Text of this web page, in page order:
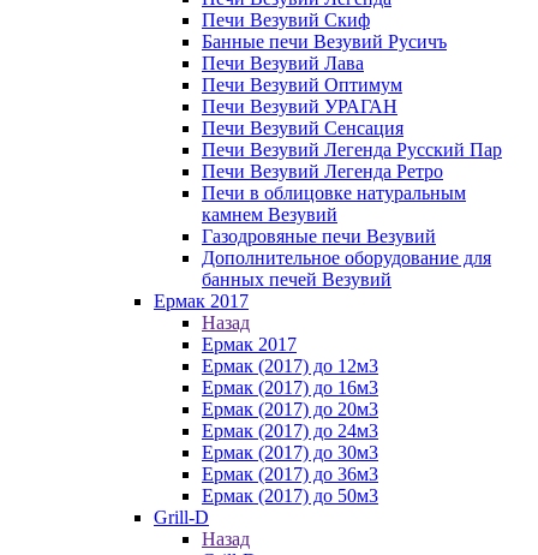
Печи Везувий Скиф
Банные печи Везувий Русичъ
Печи Везувий Лава
Печи Везувий Оптимум
Печи Везувий УРАГАН
Печи Везувий Сенсация
Печи Везувий Легенда Русский Пар
Печи Везувий Легенда Ретро
Печи в облицовке натуральным
камнем Везувий
Газодровяные печи Везувий
Дополнительное оборудование для
банных печей Везувий
Ермак 2017
Назад
Ермак 2017
Ермак (2017) до 12м3
Ермак (2017) до 16м3
Ермак (2017) до 20м3
Ермак (2017) до 24м3
Ермак (2017) до 30м3
Ермак (2017) до 36м3
Ермак (2017) до 50м3
Grill-D
Назад